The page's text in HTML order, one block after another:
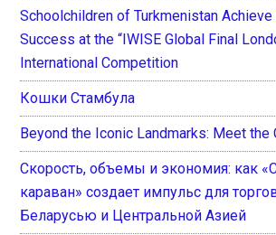
Schoolchildren of Turkmenistan
Success at the “IWISE Global Final
International Competition
Кошки Стамбула
Beyond the Iconic Landmarks: Meet the
Скорость, объемы и экономия: как
караван» создает импульс для
Беларусью и Центральной Азией